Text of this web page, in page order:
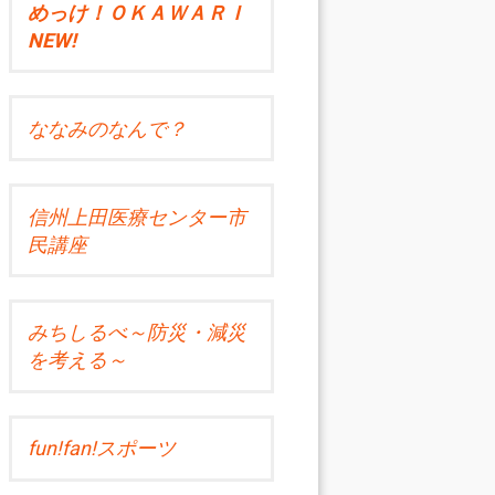
めっけ！ＯＫＡＷＡＲＩ
NEW!
ななみのなんで？
信州上田医療センター市
民講座
みちしるべ～防災・減災
を考える～
fun!fan!スポーツ